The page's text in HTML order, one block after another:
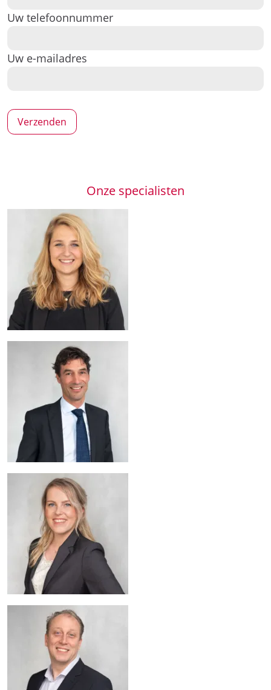
Uw telefoonnummer
Uw e-mailadres
Onze specialisten